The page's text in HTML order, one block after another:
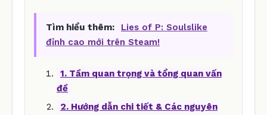
Tìm hiểu thêm:
Lies of P: Soulslike
đỉnh cao mới trên Steam!
1. Tầm quan trọng và tổng quan vấn
đề
2. Hướng dẫn chi tiết & Các nguyên